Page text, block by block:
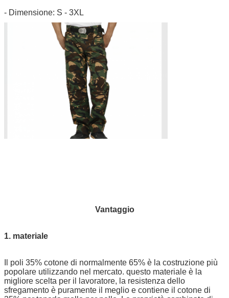
- Dimensione: S - 3XL
Vantaggio
1. materiale
Il poli 35% cotone di normalmente 65% è la costruzione più
popolare utilizzando nel mercato. questo materiale è la
migliore scelta per il lavoratore, la resistenza dello
sfregamento è puramente il meglio e contiene il cotone di